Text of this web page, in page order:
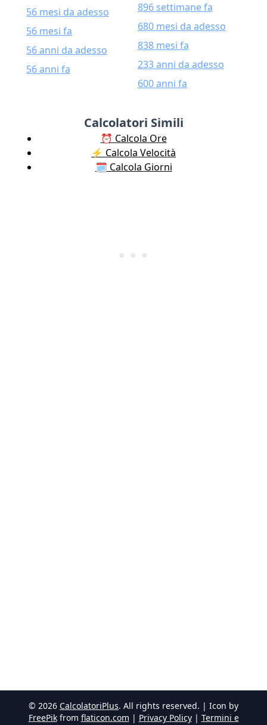
56 mesi da adesso
56 mesi fa
56 anni da adesso
56 anni fa
896 settimane fa
680 mesi da adesso
838 mesi fa
233 anni da adesso
600 anni fa
Calcolatori Simili
⏰ Calcola Ore
⚡️ Calcola Velocità
🗓️ Calcola Giorni
© 2026 CalcolatoriPlus. All rights reserved. | Icon by
FreePik from flaticon.com | Privacy Policy| Termini e